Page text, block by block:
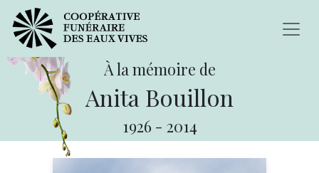
À la mémoire de
Anita Bouillon
1926 - 2014